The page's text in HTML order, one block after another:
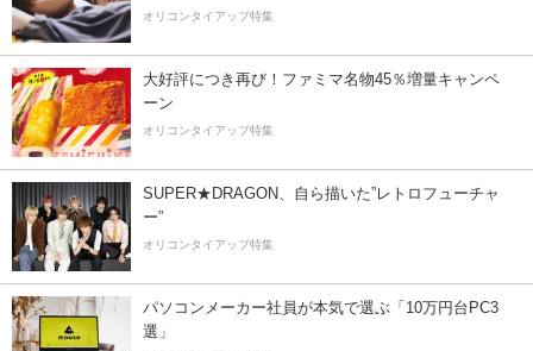
オリコンタイアップ特集
大好評につき再び！ファミマ名物45％増量キャンペ
ーン
オリコンタイアップ特集
SUPER★DRAGON、自ら描いた”レトロフューチャ
ー”
オリコンタイアップ特集
パソコンメーカー社員が本気で選ぶ「10万円台PC3
選」